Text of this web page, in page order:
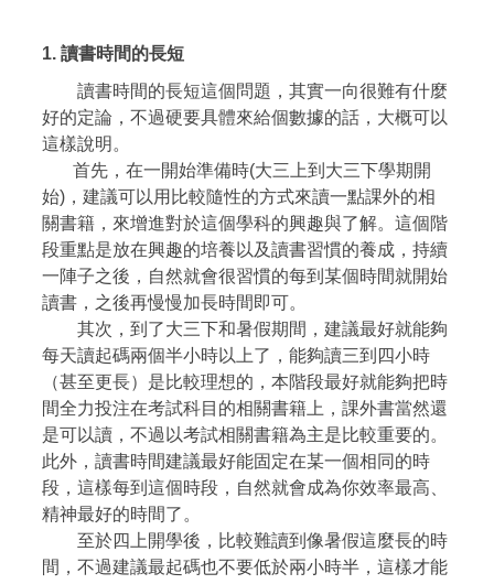
1. 讀書時間的長短
讀書時間的長短這個問題，其實一向很難有什麼
好的定論，不過硬要具體來給個數據的話，大概可以
這樣說明。
首先，在一開始準備時(大三上到大三下學期開
始)，建議可以用比較隨性的方式來讀一點課外的相
關書籍，來增進對於這個學科的興趣與了解。這個階
段重點是放在興趣的培養以及讀書習慣的養成，持續
一陣子之後，自然就會很習慣的每到某個時間就開始
讀書，之後再慢慢加長時間即可。
其次，到了大三下和暑假期間，建議最好就能夠
每天讀起碼兩個半小時以上了，能夠讀三到四小時
（甚至更長）是比較理想的，本階段最好就能夠把時
間全力投注在考試科目的相關書籍上，課外書當然還
是可以讀，不過以考試相關書籍為主是比較重要的。
此外，讀書時間建議最好能固定在某一個相同的時
段，這樣每到這個時段，自然就會成為你效率最高、
精神最好的時間了。
至於四上開學後，比較難讀到像暑假這麼長的時
間，不過建議最起碼也不要低於兩小時半，這樣才能